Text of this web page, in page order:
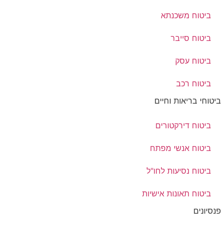
ביטוח משכנתא
ביטוח סייבר
ביטוח עסק
ביטוח רכב
ביטוחי בריאות וחיים
ביטוח דירקטורים
ביטוח אנשי מפתח
ביטוח נסיעות לחו"ל
ביטוח תאונות אישיות
פנסיונים